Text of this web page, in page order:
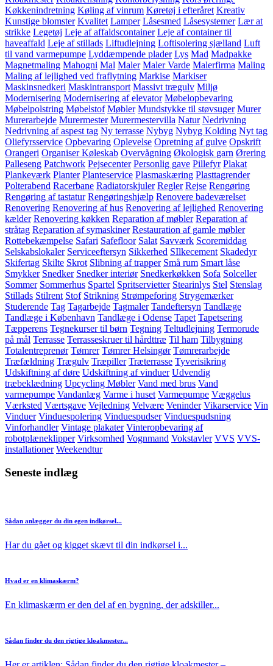
Køkkenindretning Køling af vinrum Køretøj i efteråret Kreativ
Kunstige blomster Kvalitet Lamper Låsesmed Låsesystemer Lær at
strikke Legetøj Leje af affaldscontainer Leje af container til
haveaffald Leje af stillads Liftudlejning Loftisolering sjælland Luft
til vand varmepumpe Lyddæmpende plader Lys Mad Madpakke
Magnetmaling Mahogni Mal Maler Maler Varde Malerfirma Maling
Maling af lejlighed ved fraflytning Markise Markiser
Maskinsnedkeri Maskintransport Massivt trægulv Miljø
Modernisering Modernisering af elevator Møbelopbevaring
Møbelpolstring Møbelstof Møbler Mundstykke til støvsuger Murer
Murerarbejde Murermester Murermestervilla Natur Nedrivning
Nedrivning af aspest tag Ny terrasse Nybyg Nybyg Kolding Nyt tag
Oliefyrsservice Opbevaring Oplevelse Opretning af gulve Opskrift
Orangeri Organiser Køleskab Overvågning Økologisk garn Ørering
Palleseng Patchwork Pejsecenter Personlig gave Pillefyr Plakat
Plankeværk Planter Planteservice Plasmaskæring Plasttagrender
Polterabend Racerbane Radiatorskjuler Regler Rejse Rengøring
Rengøring af tastatur Rengøringshjælp Renovere badeværelset
Renovering Renovering af hus Renovering af lejlighed Renovering
kælder Renovering køkken Reparation af møbler Reparation af
stråtag Reparation af symaskiner Restauration af gamle møbler
Rottebekæmpelse Safari Safefloor Salat Savværk Scoremiddag
Selskabslokaler Serviceeftersyn Sikkerhed SIlkecement Skadedyr
Skifertag Skilte Skrot Slibning af trapper Små rum Smart låse
Smykker Snedker Snedker interiør Snedkerkøkken Sofa Solceller
Sommer Sommerhus Spartel Spritservietter Stearinlys Stel Stenslag
Stillads Stilrent Stof Strikning Strømpeforing Strygemærker
Studerende Tag Tagarbejde Tagmaler Tandeftersyn Tandlæge
Tandlæge i København Tandlæge i Odense Tapet Tapetsering
Tæpperens Tegnekurser til børn Tegning Teltudlejning Termorude
på mål Terrasse Terrasseskruer til hårdttræ Til ham Tilbygning
Totalentreprenør Tømrer Tømrer Helsingør Tømrerarbejde
Træfældning Trægulv Træpiller Træterrasse Tyverisikring
Udskiftning af døre Udskiftning af vinduer Udvendig
træbeklædning Upcycling Møbler Vand med brus Vand
varmepumpe Vandanlæg Varme i huset Varmepumpe Væggelus
Værksted Værtsgave Vejledning Velvære Veninder Vikarservice Vin
Vinduer Vinduespolering Vinduespudser Vinduespudsning
Vinforhandler Vintage plakater Vinteropbevaring af
robotplæneklipper Virksomhed Vognmand Vokstavler VVS VVS-
installationer Weekendtur
Seneste indlæg
Sådan anlægger du din egen indkørsel...
Har du gået og kigget skævt til din indkørsel i...
Hvad er en klimaskærm?
En klimaskærm er den del af en bygning, der adskiller...
Sådan finder du den rigtige kloakmester...